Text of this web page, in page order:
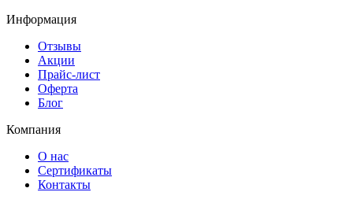
Информация
Отзывы
Акции
Прайс-лист
Оферта
Блог
Компания
О нас
Сертификаты
Контакты